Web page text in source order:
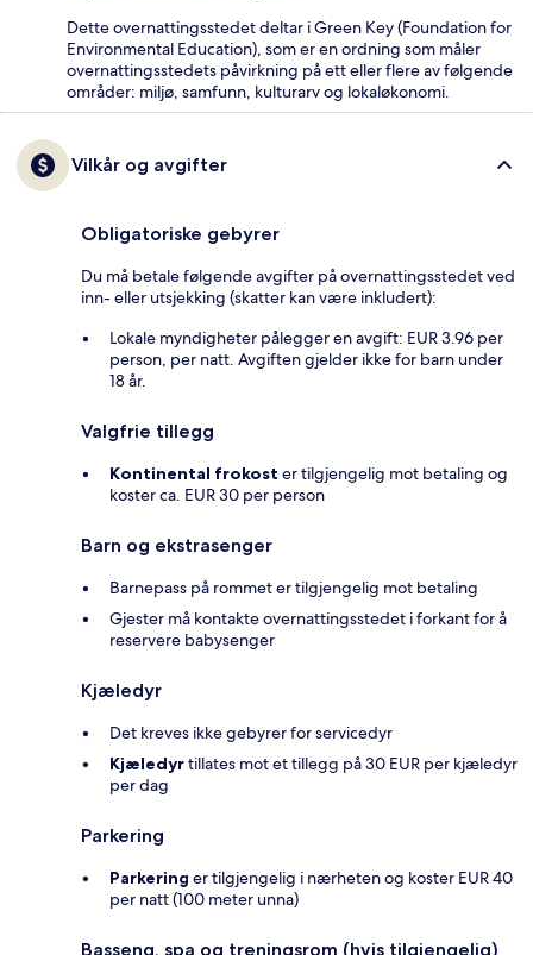
Dette overnattingsstedet deltar i Green Key (Foundation for
Environmental Education), som er en ordning som måler
overnattingsstedets påvirkning på ett eller flere av følgende
områder: miljø, samfunn, kulturarv og lokaløkonomi.
Vilkår og avgifter
Obligatoriske gebyrer
Du må betale følgende avgifter på overnattingsstedet ved
inn- eller utsjekking (skatter kan være inkludert):
Lokale myndigheter pålegger en avgift: EUR 3.96 per
person, per natt. Avgiften gjelder ikke for barn under
18 år.
Valgfrie tillegg
Kontinental frokost er tilgjengelig mot betaling og
koster ca. EUR 30 per person
Barn og ekstrasenger
Barnepass på rommet er tilgjengelig mot betaling
Gjester må kontakte overnattingsstedet i forkant for å
reservere babysenger
Kjæledyr
Det kreves ikke gebyrer for servicedyr
Kjæledyrtillates mot et tillegg på 30 EUR per kjæledyr
per dag
Parkering
Parkering er tilgjengelig i nærheten og koster EUR 40
per natt (100 meter unna)
Basseng, spa og treningsrom (hvis tilgjengelig)